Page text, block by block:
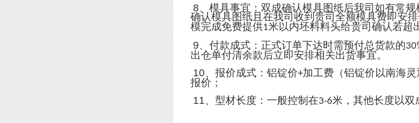
8、模具事宜：双成确认模具图纸后我司如有常
确认模具图纸且在我司收到贵司全额模具费即安
模完成免费提供1米以内坯料料头给贵司确认若超
9、付款成式：正式订单下达时需预付总货款的
出仓单付清余款后立即安排相关出货事宜。
10、报价成式：铝锭价+加工费（铝锭价以南海
报价；
11、型材长度：一般控制在3-6米，其他长度以双